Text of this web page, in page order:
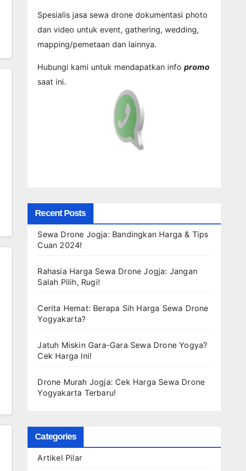
Spesialis jasa sewa drone dokumentasi photo
dan video untuk event, gathering, wedding,
mapping/pemetaan dan lainnya.
Hubungi kami untuk mendapatkan infopromo
saat ini.
Recent Posts
Sewa Drone Jogja: Bandingkan Harga & Tips
Cuan 2024!
Rahasia Harga Sewa Drone Jogja: Jangan
Salah Pilih, Rugi!
Cerita Hemat: Berapa Sih Harga Sewa Drone
Yogyakarta?
Jatuh Miskin Gara-Gara Sewa Drone Yogya?
Cek Harga Ini!
Drone Murah Jogja: Cek Harga Sewa Drone
Yogyakarta Terbaru!
Categories
Artikel Pilar